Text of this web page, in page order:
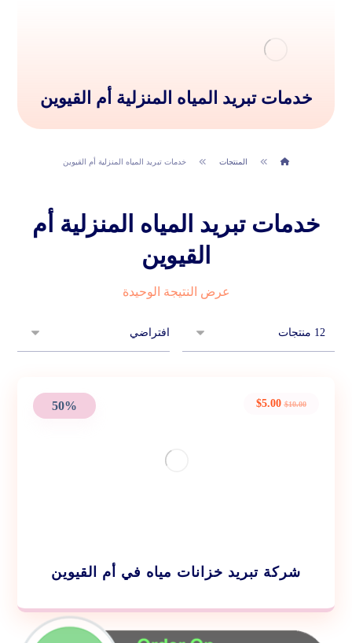
خدمات تبريد المياه المنزلية أم القيوين
المنتجات خدمات تبريد المياه المنزلية أم القيوين
خدمات تبريد المياه المنزلية أم
القيوين
عرض النتيجة الوحيدة
50%
شركة تبريد خزانات مياه في أم القيوين
$10.00
$5.00